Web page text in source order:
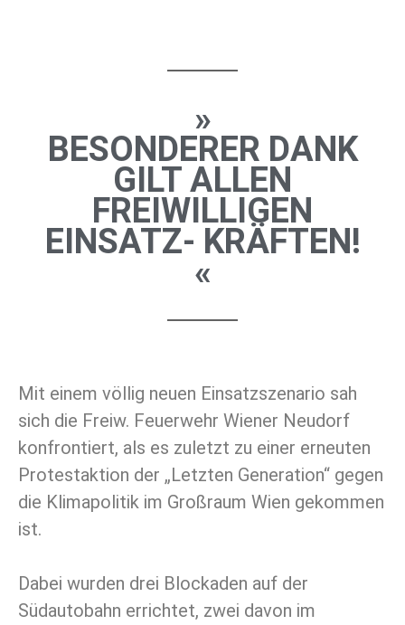
»
BESONDERER DANK
GILT ALLEN
FREIWILLIGEN
EINSATZ- KRÄFTEN!
«
Mit einem völlig neuen Einsatzszenario sah
sich die Freiw. Feuerwehr Wiener Neudorf
konfrontiert, als es zuletzt zu einer erneuten
Protestaktion der „Letzten Generation“ gegen
die Klimapolitik im Großraum Wien gekommen
ist.
Dabei wurden drei Blockaden auf der
Südautobahn errichtet, zwei davon im